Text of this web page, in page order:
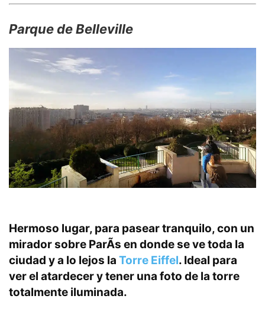
Parque de Belleville
Hermoso lugar, para pasear tranquilo,con un
miradorsobre ParÃ­s en donde se ve toda la
ciudad y a lo lejos la Torre Eiffel. Ideal para
ver el atardecer y tener una foto de la torre
totalmente iluminada.